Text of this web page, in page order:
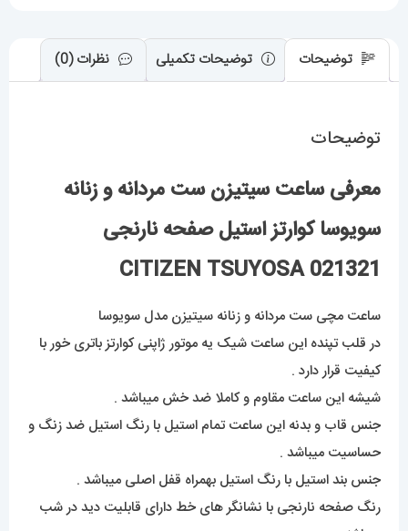
CITIZEN
TSUYOSA
توضیحات توضیحات تکمیلی نظرات (0)
توضیحات
معرفی ساعت سیتیزن ست مردانه و زنانه
سویوسا کوارتز استیل صفحه نارنجی
021321 CITIZEN TSUYOSA
ساعت مچی ست مردانه و زنانه سیتیزن مدل سویوسا
در قلب تپنده این ساعت شیک یه موتور ژاپنی کوارتز باتری خور با
کیفیت قرار دارد .
شیشه این ساعت مقاوم و کاملا ضد خش میباشد .
جنس قاب و بدنه این ساعت تمام استیل با رنگ استیل ضد زنگ و
حساسیت میباشد .
جنس بند استیل با رنگ استیل بهمراه قفل اصلی میباشد .
رنگ صفحه نارنجی با نشانگر های خط دارای قابلیت دید در شب